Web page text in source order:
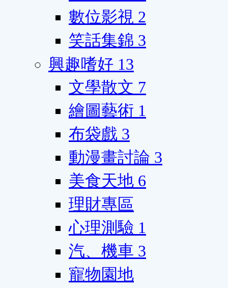
數位影視 2
笑話集錦 3
興趣嗜好 13
文學散文 7
繪圖藝術 1
布袋戲 3
動漫畫討論 3
美食天地 6
理財專區
心理測驗 1
汽、機車 3
寵物園地